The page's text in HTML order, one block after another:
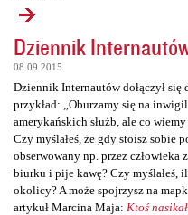
Dziennik
08.09.2015
Dziennik Internautów dołączył się
przykład: „Oburzamy się na
amerykańskich służb, ale co
Czy myślałeś, że gdy stoisz sobie
obserwowany np. przez
biurku i pije kawę? Czy myślałeś,
okolicy? A może spojrzysz na
artykuł Marcina Maja: Ktoś